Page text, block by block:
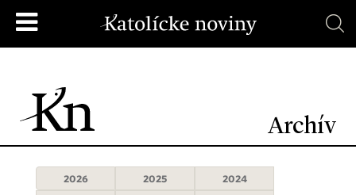
Archív
2026 2025
2024